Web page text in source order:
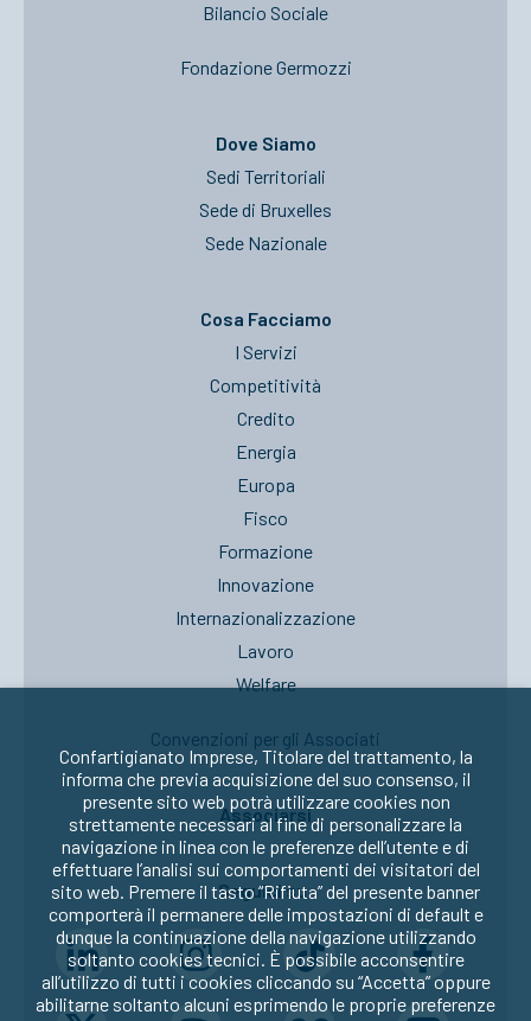
Bilancio Sociale
Fondazione Germozzi
Dove Siamo
Sedi Territoriali
Sede di Bruxelles
Sede Nazionale
Cosa Facciamo
I Servizi
Competitività
Credito
Energia
Europa
Fisco
Formazione
Innovazione
Internazionalizzazione
Lavoro
Welfare
Convenzioni per gli Associati
Associarsi
Seguici su:
Confartigianato Imprese, Titolare del trattamento, la
informa che previa acquisizione del suo consenso, il
presente sito web potrà utilizzare cookies non
strettamente necessari al fine di personalizzare la
navigazione in linea con le preferenze dell’utente e di
effettuare l’analisi sui comportamenti dei visitatori del
sito web. Premere il tasto “Rifiuta” del presente banner
comporterà il permanere delle impostazioni di default e
dunque la continuazione della navigazione utilizzando
soltanto cookies tecnici. È possibile acconsentire
all’utilizzo di tutti i cookies cliccando su “Accetta” oppure
abilitarne soltanto alcuni esprimendo le proprie preferenze